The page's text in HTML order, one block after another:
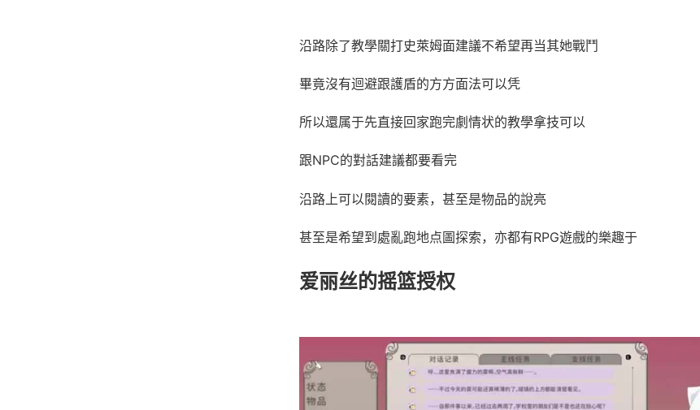
沿路除了教學關打史萊姆面建議不希望再当其她戰鬥
畢竟沒有迴避跟護盾的方方面法可以凭
所以還属于先直接回家跑完劇情状的教學拿技可以
跟NPC的對話建議都要看完
沿路上可以閱讀的要素，甚至是物品的說亮
甚至是希望到處亂跑地点圖探索，亦都有RPG遊戲的樂趣于
爱丽丝的摇篮授权